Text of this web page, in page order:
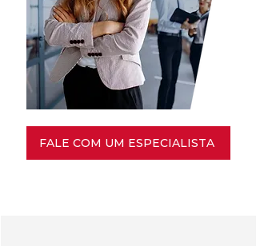
FALE COM UM ESPECIALISTA